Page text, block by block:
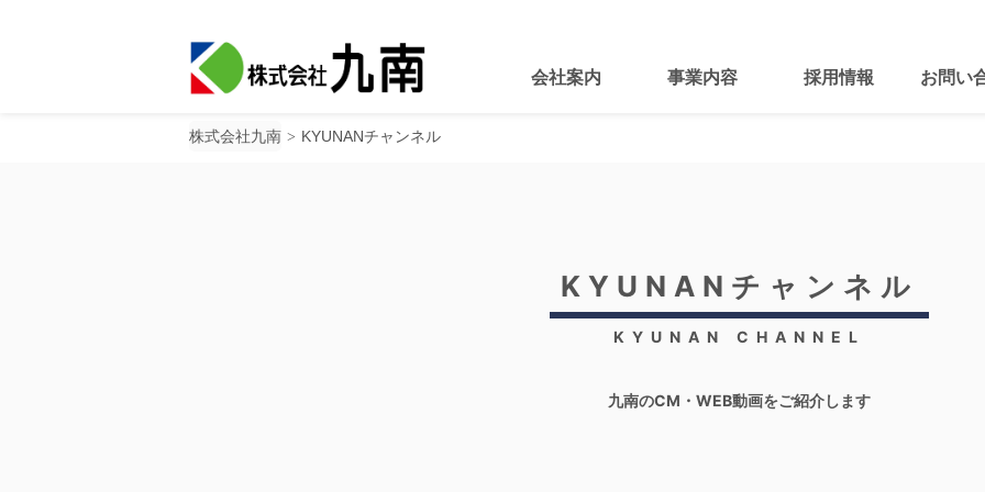
会社案内 事業内容 採用情報 お問い
株式会社九南 KYUNANチャンネル
KYUNANチャンネル
KYUNAN CHANNEL
九南のCM・WEB動画をご紹介します